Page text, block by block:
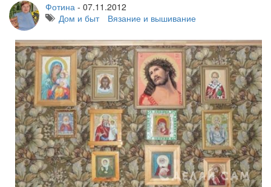
Фотина - 07.11.2012
Дом и быт
Вязание и вышивание